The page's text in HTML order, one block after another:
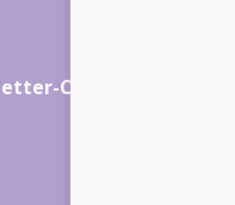
Community gelten.